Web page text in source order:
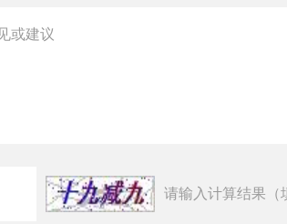
请输入计算结果（